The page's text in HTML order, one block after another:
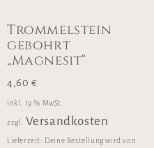
Trommelstein
gebohrt
„Magnesit“
4,60 €
inkl. 19 % MwSt.
zzgl. Versandkosten
Lieferzeit: Deine Bestellung wird von